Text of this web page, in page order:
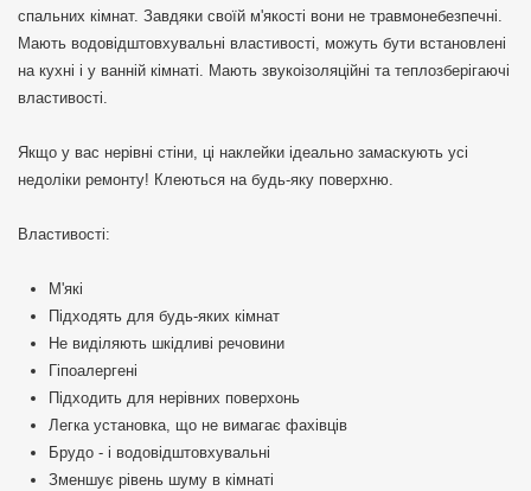
спальних кімнат. Завдяки своїй м'якості вони не травмонебезпечні.
Мають водовідштовхувальні властивості, можуть бути встановлені
на кухні і у ванній кімнаті. Мають звукоізоляційні та теплозберігаючі
властивості.
Якщо у вас нерівні стіни, ці наклейки ідеально замаскують усі
недоліки ремонту! Клеються на будь-яку поверхню.
Властивості:
М'які
Підходять для будь-яких кімнат
Не виділяють шкідливі речовини
Гіпоалергені
Підходить для нерівних поверхонь
Легка установка, що не вимагає фахівців
Брудо - і водовідштовхувальні
Зменшує рівень шуму в кімнаті